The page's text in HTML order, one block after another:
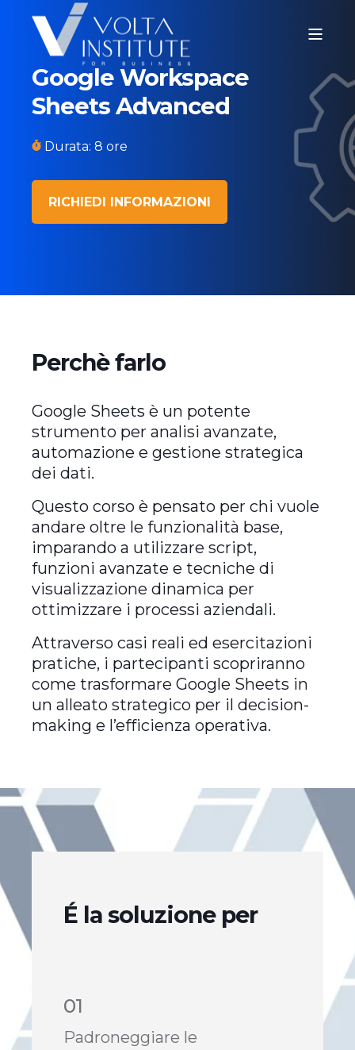
Google Workspace
Sheets Advanced
Durata: 8 ore
RICHIEDI INFORMAZIONI
Perchè farlo
Google Sheets è un potente
strumento per analisi avanzate,
automazione e gestione strategica
dei dati.
Questo corso è pensato per chi vuole
andare oltre le funzionalità base,
imparando a utilizzare script,
funzioni avanzate e tecniche di
visualizzazione dinamica per
ottimizzare i processi aziendali.
Attraverso casi reali ed esercitazioni
pratiche, i partecipanti scopriranno
come trasformare Google Sheets in
un alleato strategico per il decision-
making e l’efficienza operativa.
É la soluzione per
01
Padroneggiare le